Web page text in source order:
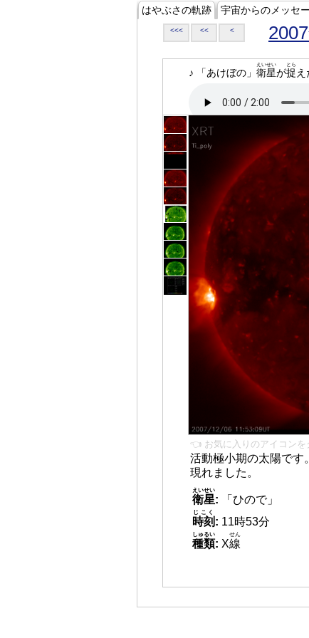
はやぶさの軌跡 宇宙からのメッセ
<<< << <
♪ 「あけぼの」 衛星
えいせい
が捉
とら
え
👈 お気に入りのアイコンを
活動極小期の太陽です
現れました。
衛星
えいせい
:
「ひので」
時刻
じこく
: 11時53分
種類
しゅるい
: X線
せん